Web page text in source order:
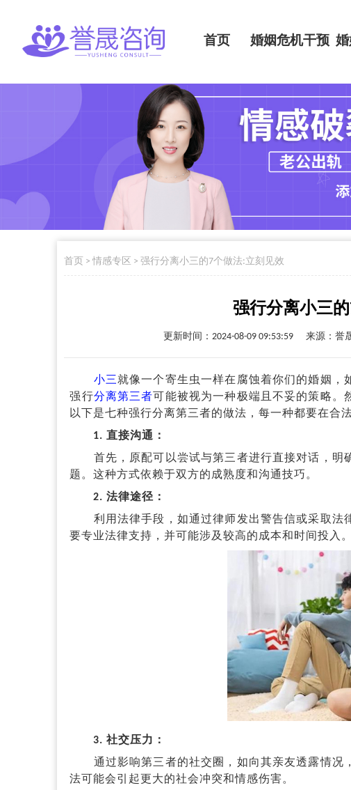
首页 婚姻危机干预
首页 > 情感专区 > 强行分离小三的7个做法:立刻见效
强行分离小三
更新时间：2024-08-09 09:53:59 来源：誉
小三就像一个寄生虫一样在腐蚀着你们的婚姻，
强行分离第三者可能被视为一种极端且不妥的策略。
以下是七种强行分离第三者的做法，每一种都要在合
1. 直接沟通：
首先，原配可以尝试与第三者进行直接对话，明
题。这种方式依赖于双方的成熟度和沟通技巧。
2. 法律途径：
利用法律手段，如通过律师发出警告信或采取法
要专业法律支持，并可能涉及较高的成本和时间投入。
3. 社交压力：
通过影响第三者的社交圈，如向其亲友透露情况
法可能会引起更大的社会冲突和情感伤害。